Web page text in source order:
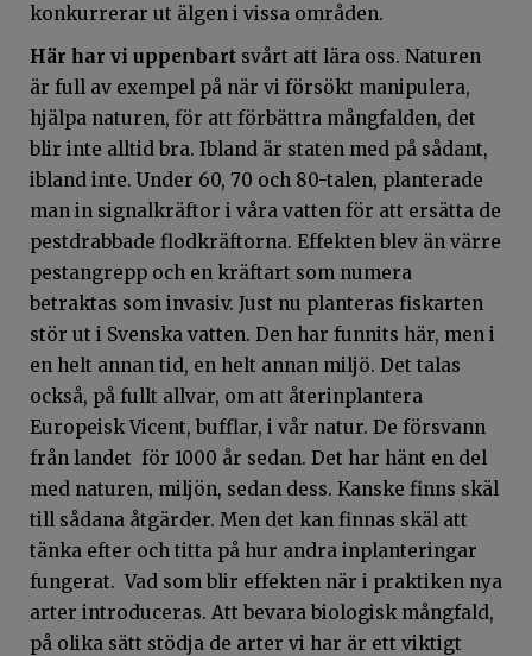
konkurrerar ut älgen i vissa områden.
Här har vi uppenbart svårt att lära oss. Naturen
är full av exempel på när vi försökt manipulera,
hjälpa naturen, för att förbättra mångfalden, det
blir inte alltid bra. Ibland är staten med på sådant,
ibland inte. Under 60, 70 och 80-talen, planterade
man in signalkräftor i våra vatten för att ersätta de
pestdrabbade flodkräftorna. Effekten blev än värre
pestangrepp och en kräftart som numera
betraktas som invasiv. Just nu planteras fiskarten
stör ut i Svenska vatten. Den har funnits här, men i
en helt annan tid, en helt annan miljö. Det talas
också, på fullt allvar, om att återinplantera
Europeisk Vicent, bufflar, i vår natur. De försvann
från landet för 1000 år sedan. Det har hänt en del
med naturen, miljön, sedan dess. Kanske finns skäl
till sådana åtgärder. Men det kan finnas skäl att
tänka efter och titta på hur andra inplanteringar
fungerat. Vad som blir effekten när i praktiken nya
arter introduceras. Att bevara biologisk mångfald,
på olika sätt stödja de arter vi har är ett viktigt